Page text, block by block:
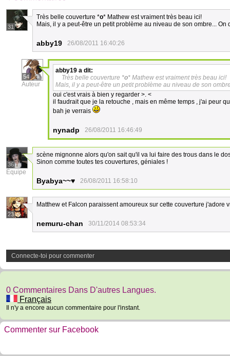
31
Très belle couverture *o* Mathew est vraiment très beau ici!
Mais, il y a peut-être un petit problème au niveau de son ombre...
abby19 26/08/2011 16:40:26
54
Auteur
abby19 a dit:
Très belle couverture *o* Mathew est vraiment très beau ici!
Mais, il y a peut-être un petit problème au niveau de son
oui c'est vrais à bien y regarder >. <
il faudrait que je la retouche , mais en même temps , j'ai peur
bah je verrais
nynadp 26/08/2011 16:46:49
36
Équipe
scène mignonne alors qu'on sait qu'il va lui faire des trous dans le
Sinon comme toutes tes couvertures, géniales !
Byabya~~♥ 26/08/2011 16:58:10
23
Matthew et Falcon paraissent amoureux sur cette couverture j'adore
nemuru-chan 30/11/2014 08:53:34
Connecte-toi pour commenter
0 Commentaires Dans D'autres Langues.
Français
Il n'y a encore aucun commentaire pour l'instant.
Commenter sur Facebook